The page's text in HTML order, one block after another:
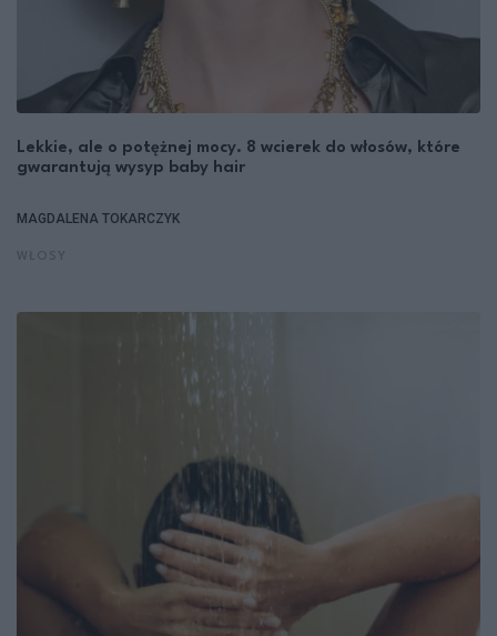
Lekkie, ale o potężnej mocy. 8 wcierek do włosów, które
gwarantują wysyp baby hair
MAGDALENA TOKARCZYK